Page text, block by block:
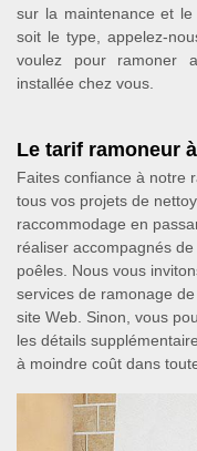
sur la maintenance et
soit le type, appelez-
voulez pour ramoner
installée chez vous.
Le tarif ramoneur
Faites confiance à notre
tous vos projets de
raccommodage en
réaliser accompagnés
poêles. Nous vous
services de ramonage
site Web. Sinon, vous
les détails
à moindre coût dans